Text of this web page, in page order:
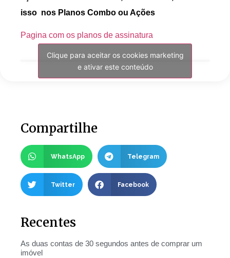
isso nos Planos Combo ou Ações
Pagina com os planos de assinatura
Clique para aceitar os cookies marketing
e ativar este conteúdo
Compartilhe
WhatsApp Telegram
Twitter Facebook
Recentes
As duas contas de 30 segundos antes de comprar um
imóvel